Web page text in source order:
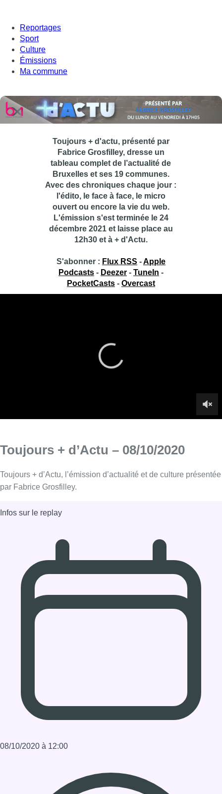
Reportages
Sport
Culture
Émissions
Ma commune
Toujours + d'actu, présenté par
Fabrice Grosfilley, dresse un
tableau complet de l’actualité de
Bruxelles et ses 19 communes.
Avec des chroniques chaque jour :
l'édito, le face à face, le micro
ouvert ou encore la vie du web.
L'émission s'est terminée le 24
décembre 2021 et laisse place au
12h30 et à + d'Actu.
S'abonner : Flux RSS -Apple
Podcasts- Deezer- TuneIn -
PocketCasts- Overcast
Toujours + d’Actu, l’émission d’actualité et de culture présentée
08/10/2020 à 12:00